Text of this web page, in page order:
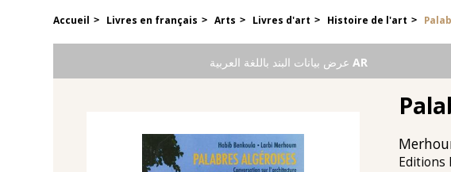
Accueil > Livres en français > Arts > Livres d'art > Histoire de l'art >
ARعرض بيانات البند باللغة العربية
Editions